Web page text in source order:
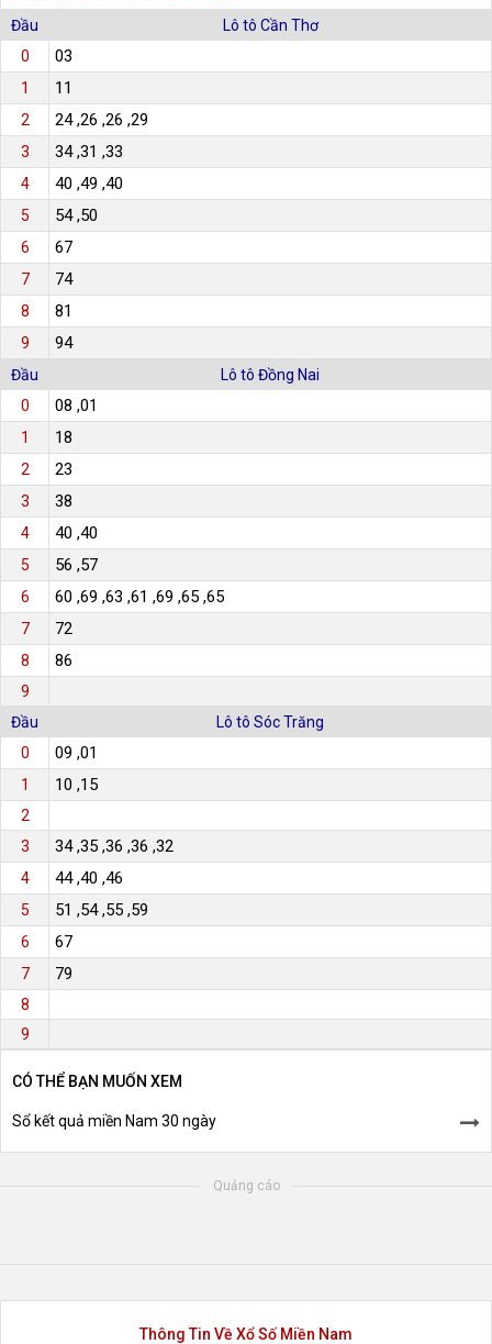
Đầu
Lô tô Cần Thơ
0
03
1 11
2 24 ,26 ,26 ,29
3 34 ,31 ,33
4 40 ,49 ,40
5 54 ,50
6 67
7 74
8 81
9 94
Đầu
Lô tô Đồng Nai
0
08 ,01
1 18
2 23
3 38
4 40 ,40
5 56 ,57
6 60 ,69 ,63 ,61 ,69 ,65 ,65
7 72
8 86
9
Đầu
Lô tô Sóc Trăng
0
09 ,01
1 10 ,15
2
3
34 ,35 ,36 ,36 ,32
4 44 ,40 ,46
5 51 ,54 ,55 ,59
6 67
7 79
8
9
CÓ THỂ BẠN MUỐN XEM
Sổ kết quả miền Nam 30 ngày
Quảng cáo
Thông Tin Về Xổ Số Miền Nam